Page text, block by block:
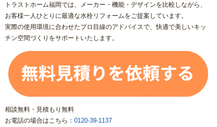
キャンペーン商品
福岡でリフォーム協力業者を募集しています！
福岡市リフォーム補助金情報｜2025年住宅省エネキャンペー
ン対応
NEWS & TOPICS
リフォームコラム
トラストホーム福岡では、メーカー・機能・デザインを比較しながら、
お客様一人ひとりに最適な水栓リフォームをご提案しています。
実際の使用環境に合わせたプロ目線のアドバイスで、快適で美しいキッ
チン空間づくりをサポートいたします。
相談無料・見積もり無料
お電話の場合はこちら： 0120-39-1137